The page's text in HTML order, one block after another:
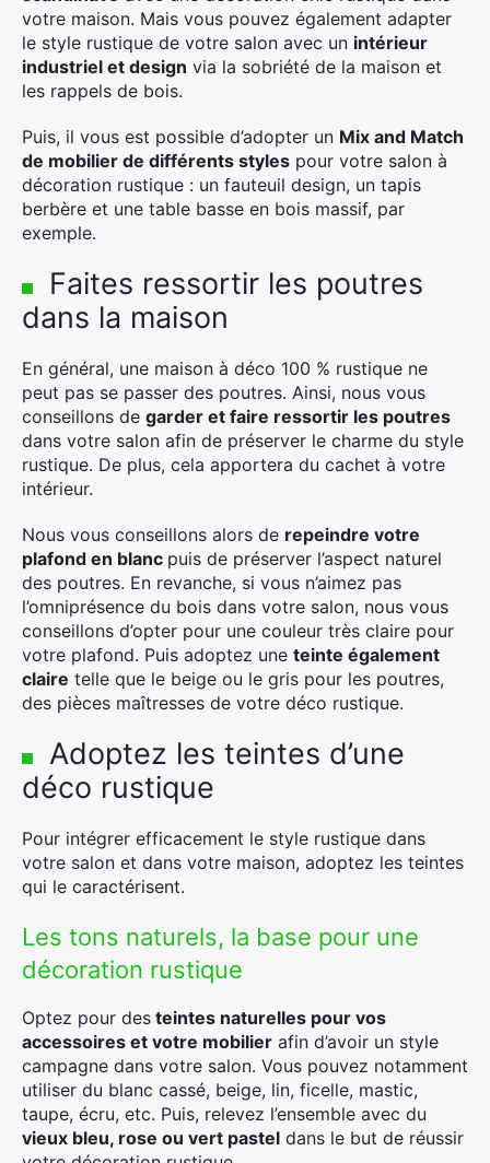
votre maison. Mais vous pouvez également adapter
le style rustique de votre salon avec un intérieur
industriel et design via la sobriété de la maison et
les rappels de bois.
Puis, il vous est possible d’adopter un Mix and Match
de mobilier de différents styles pour votre salon à
décoration rustique : un fauteuil design, un tapis
berbère et une table basse en bois massif, par
exemple.
Faites ressortir les poutres
dans la maison
En général, une maison à déco 100 % rustique ne
peut pas se passer des poutres. Ainsi, nous vous
conseillons de garder et faire ressortir les poutres
dans votre salon afin de préserver le charme du style
rustique. De plus, cela apportera du cachet à votre
intérieur.
Nous vous conseillons alors de repeindre votre
plafond en blanc puis de préserver l’aspect naturel
des poutres. En revanche, si vous n’aimez pas
l’omniprésence du bois dans votre salon, nous vous
conseillons d’opter pour une couleur très claire pour
votre plafond. Puis adoptez une teinte également
claire telle que le beige ou le gris pour les poutres,
des pièces maîtresses de votre déco rustique.
Adoptez les teintes d’une
déco rustique
Pour intégrer efficacement le style rustique dans
votre salon et dans votre maison, adoptez les teintes
qui le caractérisent.
Les tons naturels, la base pour une
décoration rustique
Optez pour des teintes naturelles pour vos
accessoires et votre mobilier afin d’avoir un style
campagne dans votre salon. Vous pouvez notamment
utiliser du blanc cassé, beige, lin, ficelle, mastic,
taupe, écru, etc. Puis, relevez l’ensemble avec du
vieux bleu, rose ou vert pastel dans le but de réussir
×
Rechercher